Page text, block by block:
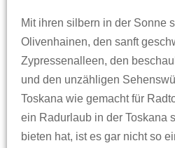
Mit ihren silbern in der Sonne
Olivenhainen, den sanft
Zypressenalleen, den
und den unzähligen
Toskana wie gemacht für
ein Radurlaub in der Toskana
bieten hat, ist es gar nicht so